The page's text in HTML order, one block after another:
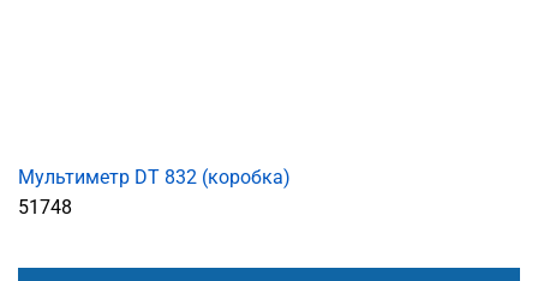
Мультиметр DT 832 (коробка)
51748